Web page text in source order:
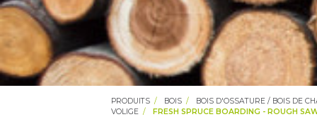
PRODUITS BOIS BOIS D'OSSATURE / BOIS DE
VOLIGE
FRESH SPRUCE BOARDING - ROUGH